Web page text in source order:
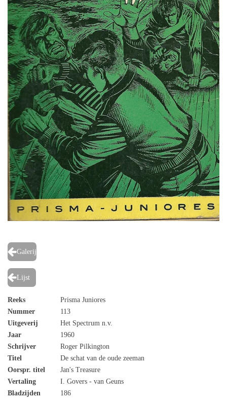
Galerij
Lijst
Reeks
Prisma Juniores
Nummer
113
Uitgeverij
Het Spectrum n.v.
Jaar
1960
Schrijver
Roger Pilkington
Titel
De schat van de oude zeeman
Oorspr. titel
Jan's Treasure
Vertaling
I. Govers - van Geuns
Bladzijden
186